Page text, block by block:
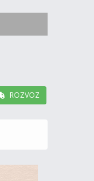
ROZVOZ